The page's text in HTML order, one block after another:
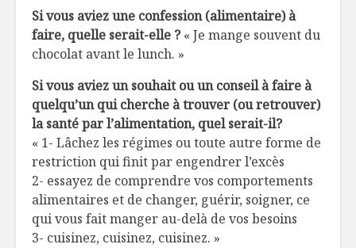
Si vous aviez une confession (alimentaire) à
faire, quelle serait-elle ?« Je mange souvent du
chocolat avant le lunch. »
Si vous aviez un souhait ou un conseil à faire à
quelqu’un qui cherche à trouver (ou retrouver)
la santé par l’alimentation, quel serait-il?
« 1- Lâchez les régimes ou toute autre forme de
restriction qui finit par engendrer l’excès
2- essayez de comprendre vos comportements
alimentaires et de changer, guérir, soigner, ce
qui vous fait manger au-delà de vos besoins
3- cuisinez, cuisinez, cuisinez. »